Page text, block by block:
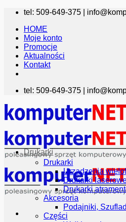
Przewiń
zawartości
tel: 509-649-375 |
HOME
Moje konto
Promocje
Aktualności
Kontakt
tel: 509-649-375 |
Drukarki
Drukarki
Urządzenia
Drukarki
Drukarki
Akcesoria
Podajniki,
Części